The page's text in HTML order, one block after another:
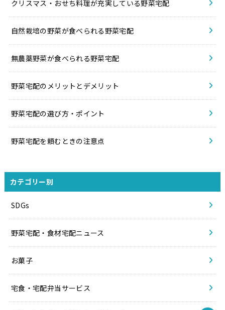
クリスマス・おせち料理が充実している野菜宅配
自然栽培の野菜が食べられる野菜宅配
無農薬野菜が食べられる野菜宅配
野菜宅配のメリットとデメリット
野菜宅配の選び方・ポイント
野菜宅配を頼むときの注意点
カテゴリー別
SDGs
野菜宅配・食材宅配ニュース
お菓子
宅食・宅配弁当サービス